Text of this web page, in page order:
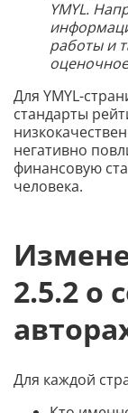
YMYL.
работы и
Для YMYL-
стандарты
негативно
финансовую
человека.
2.5.2 о
Для каждой